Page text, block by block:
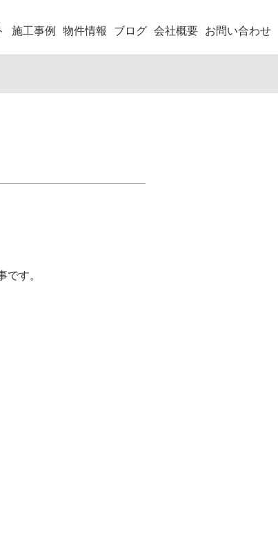
施工事例 物件情報 ブログ 会社概要 お問い合わせ
す。